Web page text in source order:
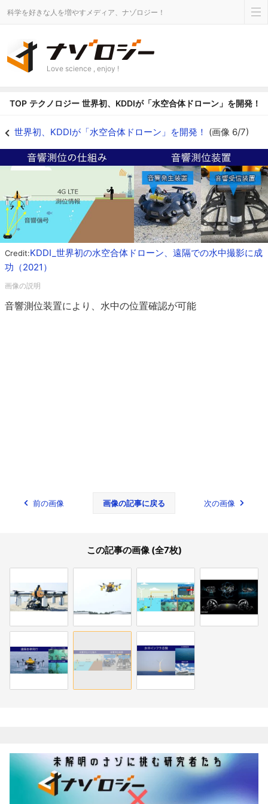
科学を好きな人を増やすメディア、ナゾロジー！
Love science , enjoy !
TOP テクノロジー 世界初、KDDIが「水空合体ドローン」を開発！
世界初、KDDIが「水空合体ドローン」を開発！ (画像 6/7)
Credit:KDDI_世界初の水空合体ドローン、遠隔での水中撮影に成
功（2021）
音響測位装置により、水中の位置確認が可能
前の画像 画像の記事に戻る 次の画像
この記事の画像 (全7枚)